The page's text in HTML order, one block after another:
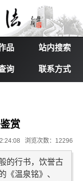
品 站内搜索
询 联系方式
赏
浏览次数：12296
的行书，饮誉古
《温泉铭》、